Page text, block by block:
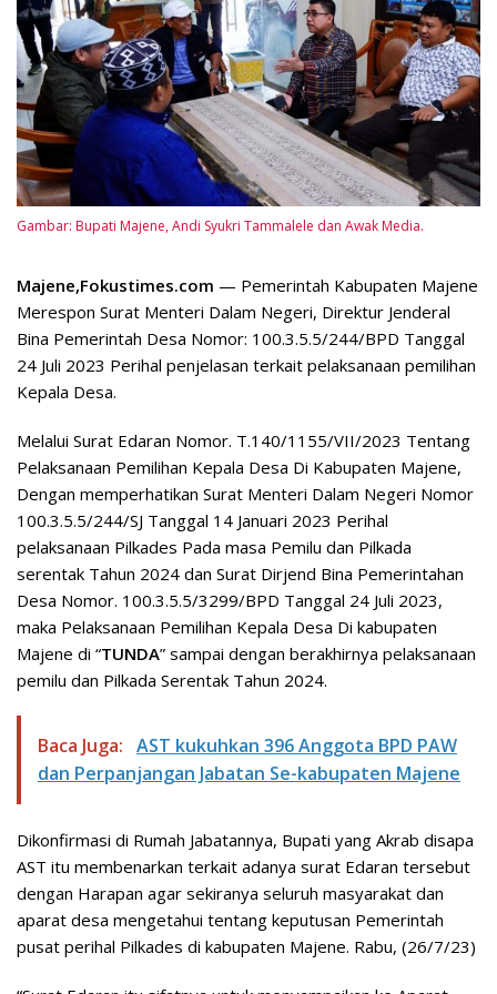
Gambar: Bupati Majene, Andi Syukri Tammalele dan Awak Media.
Majene,Fokustimes.com — Pemerintah Kabupaten Majene
Merespon Surat Menteri Dalam Negeri, Direktur Jenderal
Bina Pemerintah Desa Nomor: 100.3.5.5/244/BPD Tanggal
24 Juli 2023 Perihal penjelasan terkait pelaksanaan pemilihan
Kepala Desa.
Melalui Surat Edaran Nomor. T.140/1155/VII/2023 Tentang
Pelaksanaan Pemilihan Kepala Desa Di Kabupaten Majene,
Dengan memperhatikan Surat Menteri Dalam Negeri Nomor
100.3.5.5/244/SJ Tanggal 14 Januari 2023 Perihal
pelaksanaan Pilkades Pada masa Pemilu dan Pilkada
serentak Tahun 2024 dan Surat Dirjend Bina Pemerintahan
Desa Nomor. 100.3.5.5/3299/BPD Tanggal 24 Juli 2023,
maka Pelaksanaan Pemilihan Kepala Desa Di kabupaten
Majene di “TUNDA” sampai dengan berakhirnya pelaksanaan
pemilu dan Pilkada Serentak Tahun 2024.
Baca Juga: AST kukuhkan 396 Anggota BPD PAW
dan Perpanjangan Jabatan Se-kabupaten Majene
Dikonfirmasi di Rumah Jabatannya, Bupati yang Akrab disapa
AST itu membenarkan terkait adanya surat Edaran tersebut
dengan Harapan agar sekiranya seluruh masyarakat dan
aparat desa mengetahui tentang keputusan Pemerintah
pusat perihal Pilkades di kabupaten Majene. Rabu, (26/7/23)